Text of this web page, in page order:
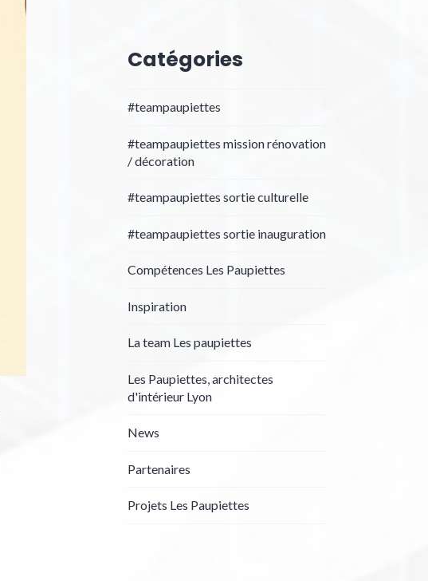
Catégories
#teampaupiettes
#teampaupiettes mission rénovation
/ décoration
#teampaupiettes sortie culturelle
#teampaupiettes sortie inauguration
Compétences Les Paupiettes
Inspiration
La team Les paupiettes
Les Paupiettes, architectes
d'intérieur Lyon
News
Partenaires
Projets Les Paupiettes